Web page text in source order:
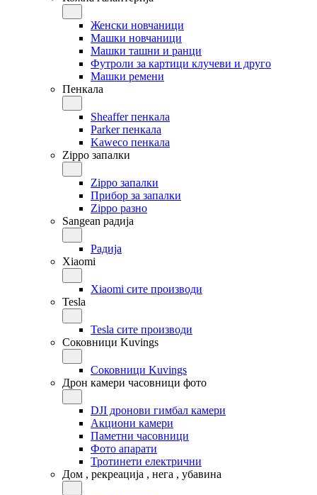
Женски новчаници
Машки новчаници
Машки ташни и ранци
Футроли за картици клучеви и друго
Машки ремени
Пенкала
Sheaffer пенкала
Parker пенкала
Kaweco пенкала
Zippo запалки
Zippo запалки
Прибор за запалки
Zippo разно
Sangean радија
Радија
Xiaomi
Xiaomi сите производи
Tesla
Tesla сите производи
Соковници Kuvings
Соковници Kuvings
Дрон камери часовници фото
DJI дронови гимбал камери
Акциони камери
Паметни часовници
Фото апарати
Тротинети електрични
Дом , рекреација , нега , убавина